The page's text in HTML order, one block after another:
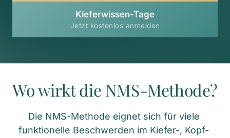
Kieferwissen-Tage
Jetzt kostenlos anmelden
Wo wirkt die NMS-Methode?
Die NMS-Methode eignet sich für viele
funktionelle Beschwerden im Kiefer-, Kopf-